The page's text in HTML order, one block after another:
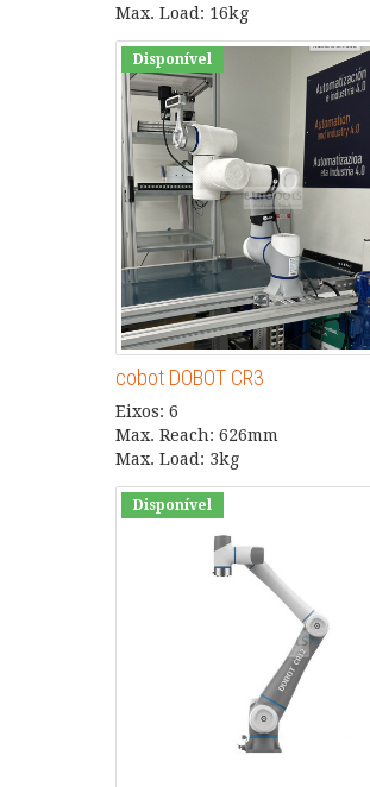
Max. Load: 16kg
Disponível
cobot DOBOT CR3
Eixos: 6
Max. Reach: 626mm
Max. Load: 3kg
Disponível